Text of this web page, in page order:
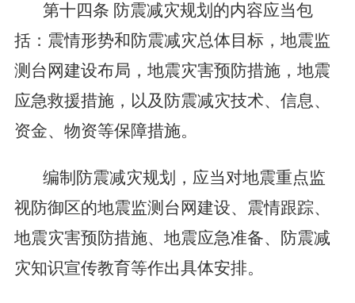
第十四条 防震减灾规划的内容应当包
括：震情形势和防震减灾总体目标，地震监
测台网建设布局，地震灾害预防措施，地震
应急救援措施，以及防震减灾技术、信息、
资金、物资等保障措施。
编制防震减灾规划，应当对地震重点监
视防御区的地震监测台网建设、震情跟踪、
地震灾害预防措施、地震应急准备、防震减
灾知识宣传教育等作出具体安排。